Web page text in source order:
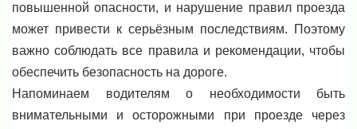
повышенной опасности, и нарушение правил проезда
может привести к серьёзным последствиям. Поэтому
важно соблюдать все правила и рекомендации, чтобы
обеспечить безопасность на дороге.
Напоминаем водителям о необходимости быть
внимательными и осторожными при проезде через